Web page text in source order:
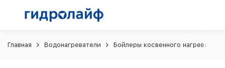
Главная Водонагреватели Бойлеры косвенного нагрева